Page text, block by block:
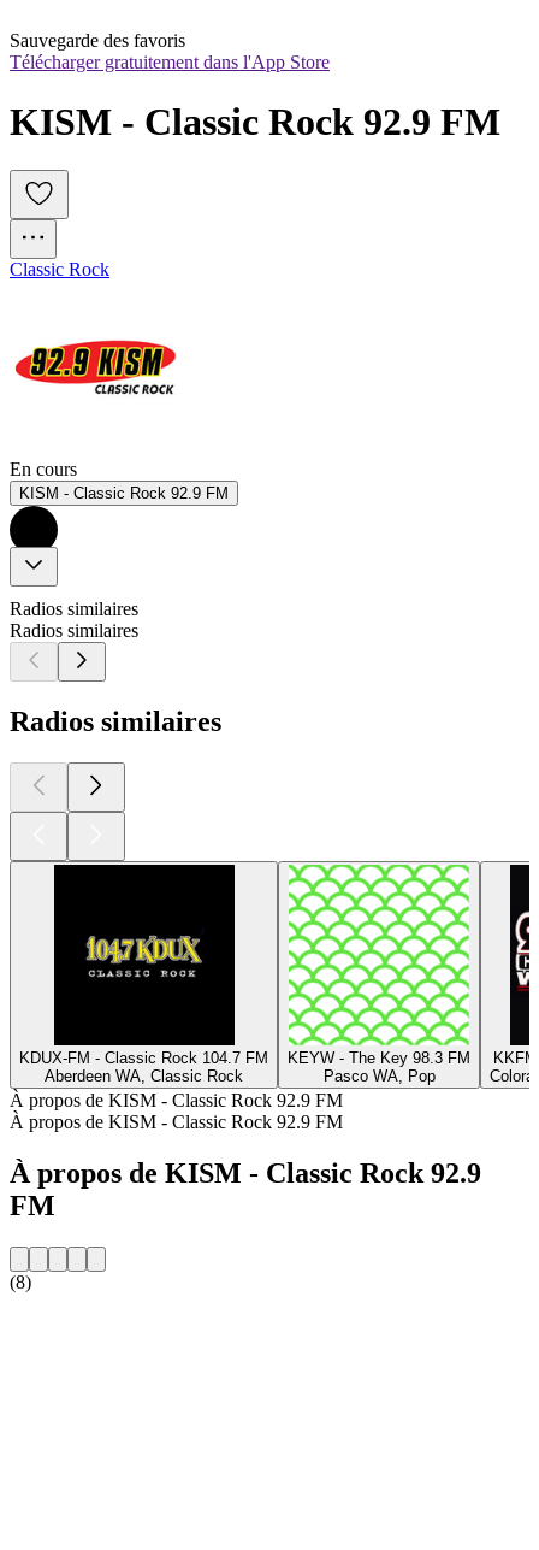
Sauvegarde des favoris
Télécharger gratuitement dans l'App Store
KISM - Classic Rock 92.9 FM
Classic Rock
En cours
KISM - Classic Rock 92.9 FM
Radios similaires
Radios similaires
Radios similaires
KDUX-FM - Classic Rock 104.7 FM
Aberdeen WA, Classic Rock
KEYW - The Key 98.3 FM
Pasco WA, Pop
À propos de KISM - Classic Rock 92.9 FM
À propos de KISM - Classic Rock 92.9 FM
À propos de KISM - Classic Rock 92.9
FM
(8)